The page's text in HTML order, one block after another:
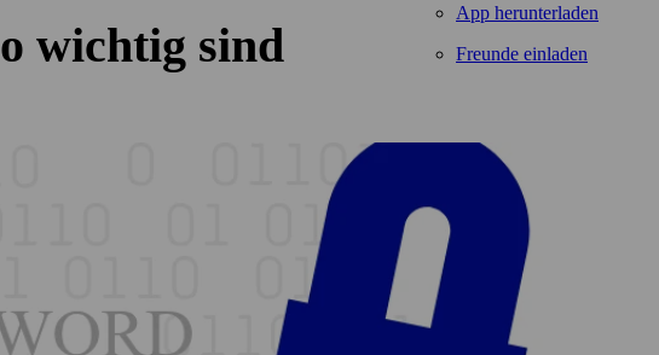
App herunterladen
Freunde einladen
wichtig sind